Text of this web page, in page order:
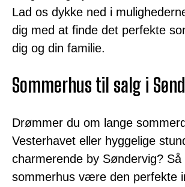
Lad os dykke ned i
dig med at finde det perfekte
dig og din familie.
Sommerhus til salg i
Drømmer du om lange
Vesterhavet eller hyggelige
charmerende by Søndervig? Så
sommerhus være den perfekte